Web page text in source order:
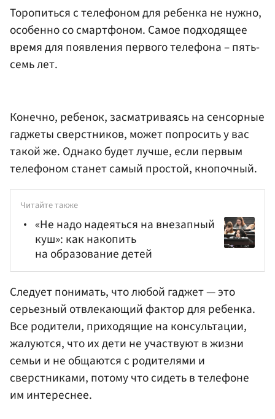
Торопиться с телефоном для ребенка не нужно,
особенно со смартфоном. Самое подходящее
время для появления первого телефона – пять-
семь лет.
Конечно, ребенок, засматриваясь на сенсорные
гаджеты сверстников, может попросить у вас
такой же. Однако будет лучше, если первым
телефоном станет самый простой, кнопочный.
Читайте также
«Не надо надеяться на внезапный
куш»: как накопить
на образование детей
Следует понимать, что любой гаджет — это
серьезный отвлекающий фактор для ребенка.
Все родители, приходящие на консультации,
жалуются, что их дети не участвуют в жизни
семьи и не общаются с родителями и
сверстниками, потому что сидеть в телефоне
им интереснее.